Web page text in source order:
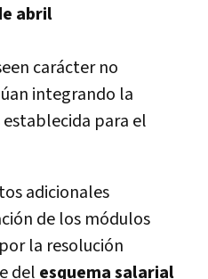
abril
carácter no
integrando la
para el
adicionales
de los módulos
la resolución
del esquema salarial